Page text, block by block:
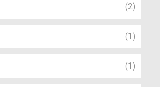
(2)
(1)
(1)